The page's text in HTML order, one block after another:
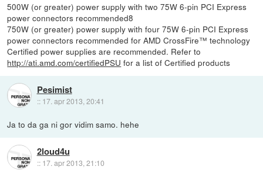
500W (or greater) power supply with two 75W 6-pin PCI Express
power connectors recommended8
750W (or greater) power supply with four 75W 6-pin PCI Express
power connectors recommended for AMD CrossFire™ technology
Certified power supplies are recommended. Refer to
http://ati.amd.com/certifiedPSU for a list of Certified products
Pesimist
:: 17. apr 2013, 20:41
Ja to da ga ni gor vidim samo. hehe
2loud4u
:: 17. apr 2013, 21:10